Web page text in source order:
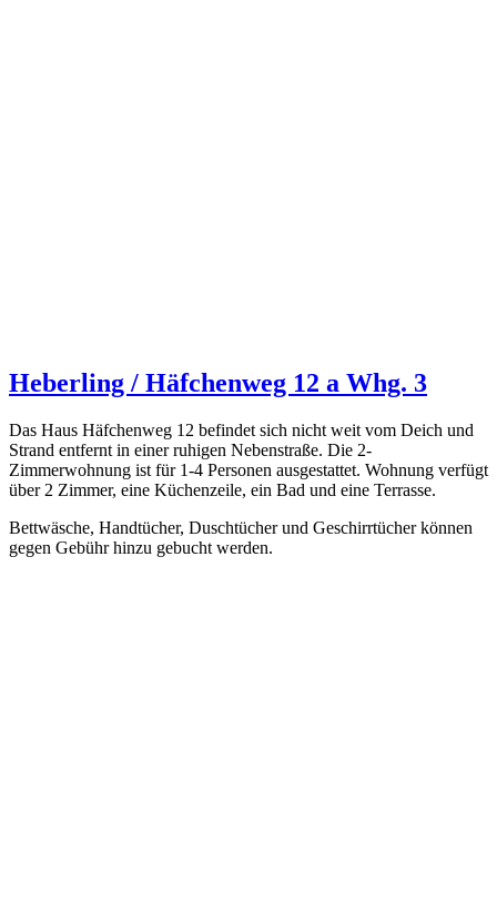
Heberling / Häfchenweg 12 a Whg. 3
Das Haus Häfchenweg 12 befindet sich nicht weit vom Deich und
Strand entfernt in einer ruhigen Nebenstraße. Die 2-
Zimmerwohnung ist für 1-4 Personen ausgestattet. Wohnung verfügt
über 2 Zimmer, eine Küchenzeile, ein Bad und eine Terrasse.
Bettwäsche, Handtücher, Duschtücher und Geschirrtücher können
gegen Gebühr hinzu gebucht werden.